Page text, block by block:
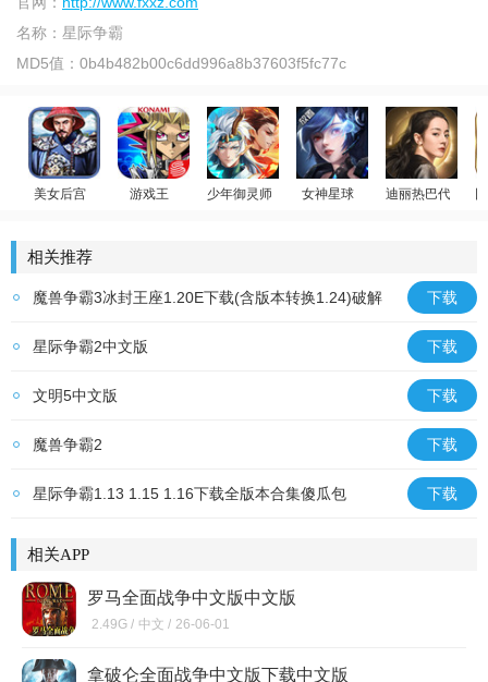
名称： 星际争霸
MD5值： 0b4b482b00c6dd996a8b37603f5fc77c
美女后宫
游戏王
少年御灵师
温碧霞代言
女神星球
迪丽热巴代言
相关推荐
魔兽争霸3冰封王座1.20E下载(含版本转换1.24)破解
版
下载
星际争霸2中文版 下载
文明5中文版 下载
魔兽争霸2 下载
星际争霸1.13 1.15 1.16下载全版本合集傻瓜包 下载
相关APP
罗马全面战争中文版中文版
2.49G / 中文 / 26-06-01
拿破仑全面战争中文版下载中文版